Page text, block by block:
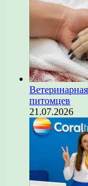
питомцев
21.07.2026